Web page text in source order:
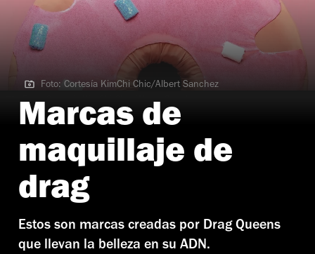
Foto: Cortesía KimChi Chic/Albert Sanchez
Foto: Cortesía KimChi Chic/Albert Sanchez
Marcas de
maquillaje de
drag
Estos son marcas creadas por Drag Queens
que llevan la belleza en su ADN.